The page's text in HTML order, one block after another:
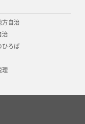
方自治
治
ひろば
理